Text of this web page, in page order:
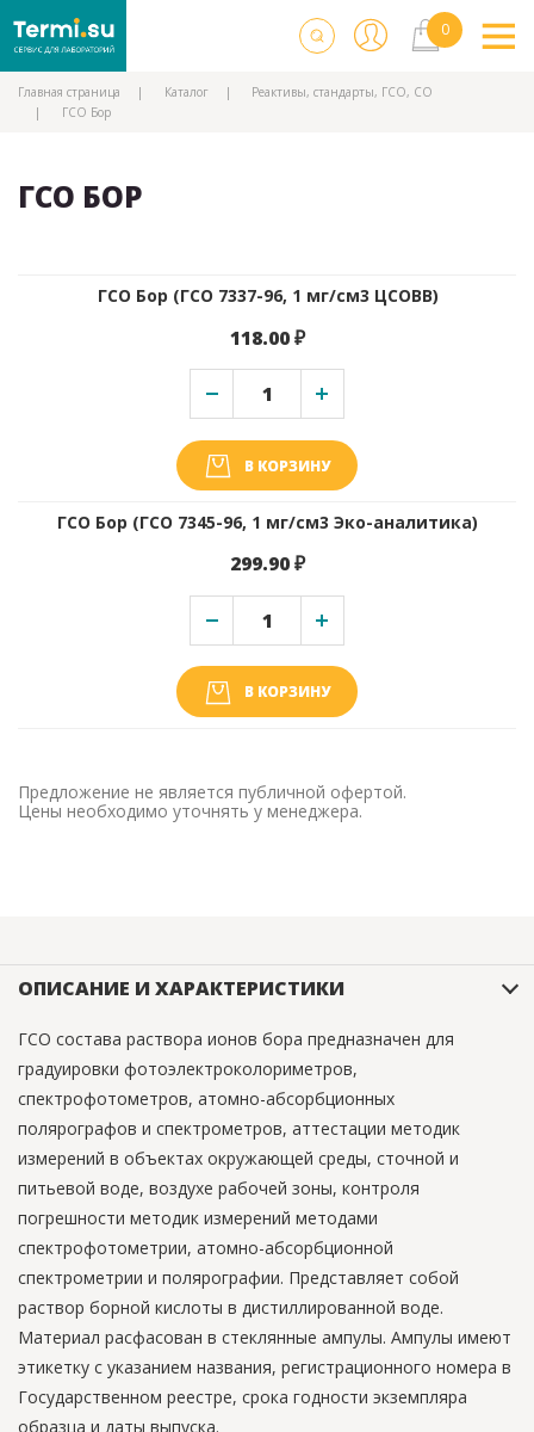
Главная страница Каталог
Реактивы, стандарты, ГСО, СО
ГСО Бор
ГСО БОР
ГСО Бор (ГСО 7337-96, 1 мг/см3 ЦСОВВ)
118.00 ₽
В КОРЗИНУ
ГСО Бор (ГСО 7345-96, 1 мг/см3 Эко-аналитика)
299.90 ₽
В КОРЗИНУ
Предложение не является публичной офертой.
Цены необходимо уточнять у менеджера.
ОПИСАНИЕ И ХАРАКТЕРИСТИКИ
ГСО состава раствора ионов бора предназначен для
градуировки фотоэлектроколориметров,
спектрофотометров, атомно-абсорбционных
полярографов и спектрометров, аттестации методик
измерений в объектах окружающей среды, сточной и
питьевой воде, воздухе рабочей зоны, контроля
погрешности методик измерений методами
спектрофотометрии, атомно-абсорбционной
спектрометрии и полярографии. Представляет собой
раствор борной кислоты в дистиллированной воде.
Материал расфасован в стеклянные ампулы. Ампулы имеют
этикетку с указанием названия, регистрационного номера в
Государственном реестре, срока годности экземпляра
образца и даты выпуска.